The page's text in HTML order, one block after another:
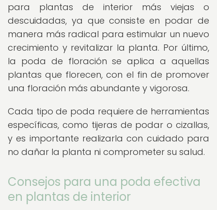
para plantas de interior más viejas o
descuidadas, ya que consiste en podar de
manera más radical para estimular un nuevo
crecimiento y revitalizar la planta. Por último,
la poda de floración se aplica a aquellas
plantas que florecen, con el fin de promover
una floración más abundante y vigorosa.
Cada tipo de poda requiere de herramientas
específicas, como tijeras de podar o cizallas,
y es importante realizarla con cuidado para
no dañar la planta ni comprometer su salud.
Consejos para una poda efectiva
en plantas de interior